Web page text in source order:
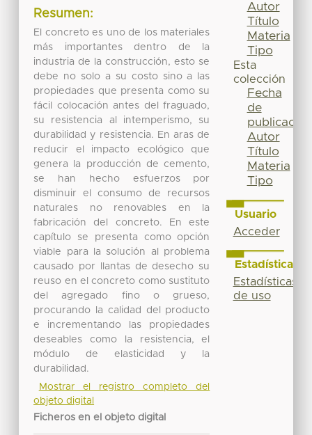
Resumen:
El concreto es uno de los materiales
más importantes dentro de la
industria de la construcción, esto se
debe no solo a su costo sino a las
propiedades que presenta como su
fácil colocación antes del fraguado,
su resistencia al intemperismo, su
durabilidad y resistencia. En aras de
reducir el impacto ecológico que
genera la producción de cemento,
se han hecho esfuerzos por
disminuir el consumo de recursos
naturales no renovables en la
fabricación del concreto. En este
capítulo se presenta como opción
viable para la solución al problema
causado por llantas de desecho su
reuso en el concreto como sustituto
del agregado fino o grueso,
procurando la calidad del producto
e incrementando las propiedades
deseables como la resistencia, el
módulo de elasticidad y la
durabilidad.
Mostrar el registro completo del
objeto digital
Ficheros en el objeto digital
Autor
Título
Materia
Tipo
Esta
colección
Fecha
de
publicación
Autor
Título
Materia
Tipo
Usuario
Acceder
Estadísticas
Estadísticas
de uso